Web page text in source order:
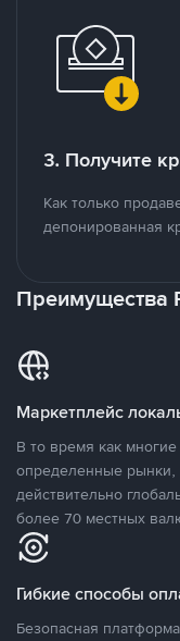
3. Получите
Как только
депонированная
Преимущества
Маркетплейс
В то время как
определенные рынки,
действительно
более 70 местных
Гибкие способы
Безопасная